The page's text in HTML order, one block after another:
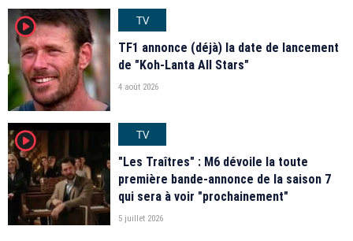
player2
TV
TF1 annonce (déjà) la date de lancement
de "Koh-Lanta All Stars"
4 août 2026
player2
TV
"Les Traîtres" : M6 dévoile la toute
première bande-annonce de la saison 7
qui sera à voir "prochainement"
5 juillet 2026